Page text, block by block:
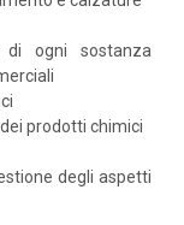
di ogni sostanza
prodotti chimici
degli aspetti